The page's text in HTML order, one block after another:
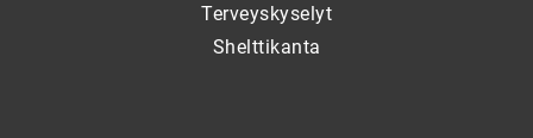
Terveyskyselyt
Shelttikanta